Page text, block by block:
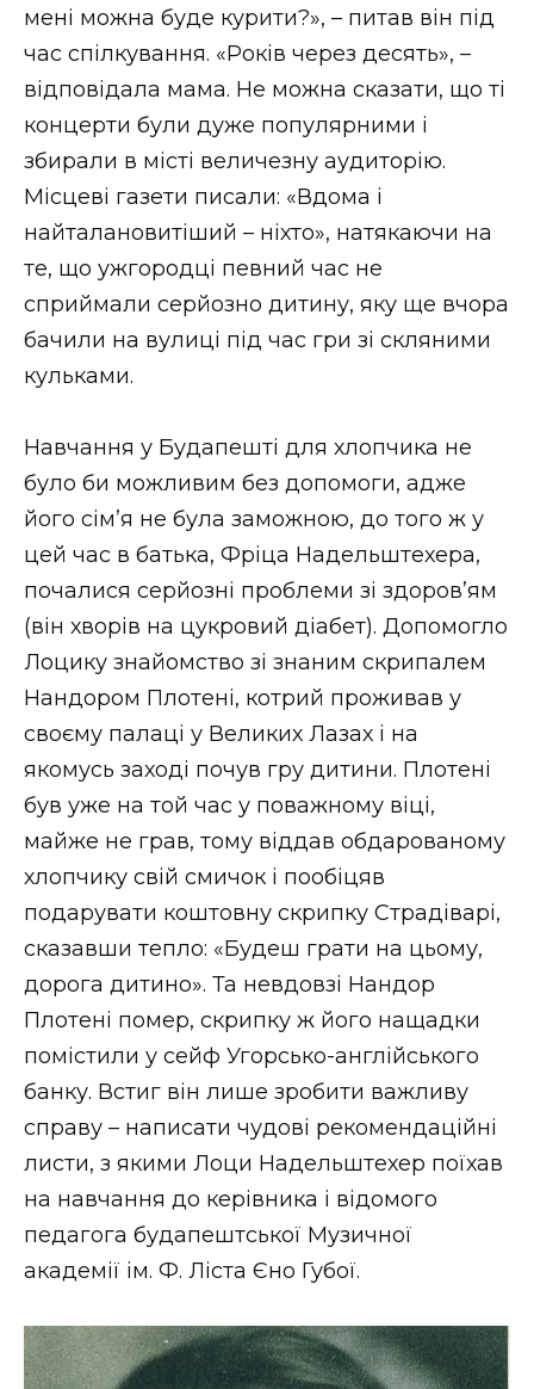
мені можна буде курити?», – питав він під
час спілкування. «Років через десять», –
відповідала мама. Не можна сказати, що ті
концерти були дуже популярними і
збирали в місті величезну аудиторію.
Місцеві газети писали: «Вдома і
найталановитіший – ніхто», натякаючи на
те, що ужгородці певний час не
сприймали серйозно дитину, яку ще вчора
бачили на вулиці під час гри зі скляними
кульками.
Навчання у Будапешті для хлопчика не
було би можливим без допомоги, адже
його сім’я не була заможною, до того ж у
цей час в батька, Фріца Надельштехера,
почалися серйозні проблеми зі здоров’ям
(він хворів на цукровий діабет). Допомогло
Лоцику знайомство зі знаним скрипалем
Нандором Плотені, котрий проживав у
своєму палаці у Великих Лазах і на
якомусь заході почув гру дитини. Плотені
був уже на той час у поважному віці,
майже не грав, тому віддав обдарованому
хлопчику свій смичок і пообіцяв
подарувати коштовну скрипку Страдіварі,
сказавши тепло: «Будеш грати на цьому,
дорога дитино». Та невдовзі Нандор
Плотені помер, скрипку ж його нащадки
помістили у сейф Угорсько-англійського
банку. Встиг він лише зробити важливу
справу – написати чудові рекомендаційні
листи, з якими Лоци Надельштехер поїхав
на навчання до керівника і відомого
педагога будапештської Музичної
академії ім. Ф. Ліста Єно Губої.